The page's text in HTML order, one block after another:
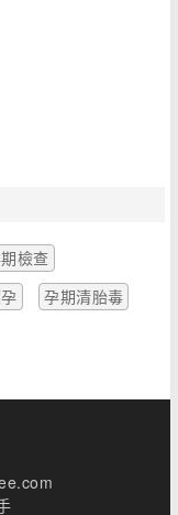
檢查
孕期清胎毒